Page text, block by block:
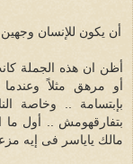
أن يكون للإنسان
أظن ان هذه الجملة
أو مرهق مثلاً وعندما
بإبتسامة .. وخاصة
بتفارقهومش .. أول ما
مالك ياياسر فى إيه